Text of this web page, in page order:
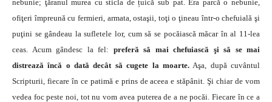
nebunie; ţăranul murea cu sticla de țuică sub pat. Era parcă o nebunie,
ofiţeri împreună cu fermieri, armata, ostaşii, toţi o ţineau într-o chefuială şi
puţini se gândeau la sufletele lor, cum să se pocăiască măcar în al 11-lea
ceas. Acum gândesc la fel: preferă să mai chefuiască şi să se mai
distrează încă o dată decât să cugete la moarte.Aşa, după cuvântul
Scripturii, fiecare în ce patimă e prins de aceea e stăpânit. Şi chiar de vom
vedea foc peste noi, tot nu vom avea puterea de a ne pocăi. Fiecare în ce a